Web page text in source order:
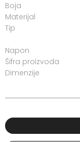
Boja
Materijal
Tip
Napon
Šifra proizvoda
Dimenzije